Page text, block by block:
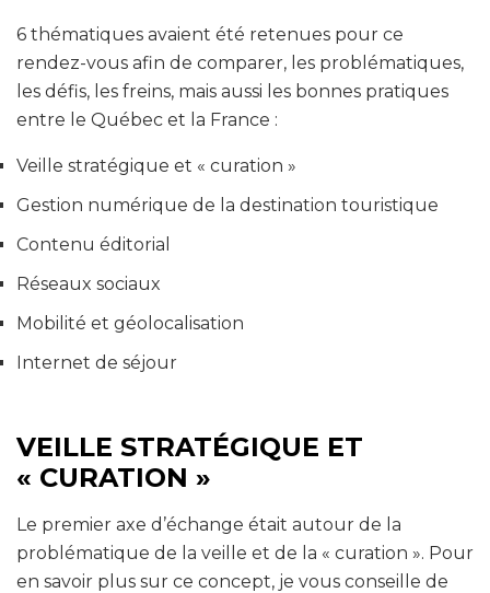
6 thématiques avaient été retenues pour ce
rendez-vous afin de comparer, les problématiques,
les défis, les freins, mais aussi les bonnes pratiques
entre le Québec et la France :
Veille stratégique et « curation »
Gestion numérique de la destination touristique
Contenu éditorial
Réseaux sociaux
Mobilité et géolocalisation
Internet de séjour
VEILLE STRATÉGIQUE ET
« CURATION »
Le premier axe d’échange était autour de la
problématique de la veille et de la « curation ». Pour
en savoir plus sur ce concept, je vous conseille de